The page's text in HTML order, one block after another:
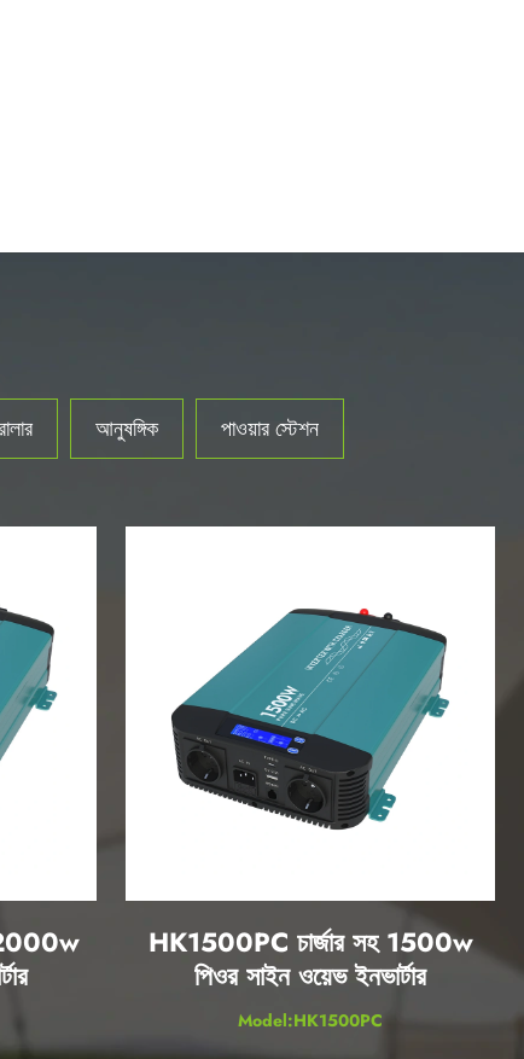
আনুষঙ্গিক পাওয়ার স্টেশন
HK1500PC চার্জার সহ 1500w
পিওর সাইন ওয়েভ ইনভার্টার
Model:HK1500PC